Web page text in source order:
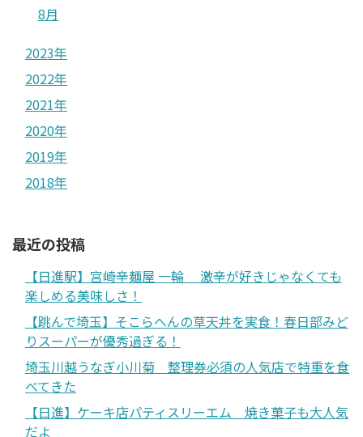
8月
2023年
2022年
2021年
2020年
2019年
2018年
最近の投稿
【日進駅】宮崎辛麺屋 一輪 激辛が好きじゃなくても
楽しめる美味しさ！
【跳んで埼玉】そこらへんの草天丼を実食！春日部みど
りスーパーが優秀過ぎる！
埼玉川越うなぎ小川菊 整理券必須の人気店で特重を食
べてきた
【日進】ケーキ店パティスリーエム 焼き菓子も大人気
だよ